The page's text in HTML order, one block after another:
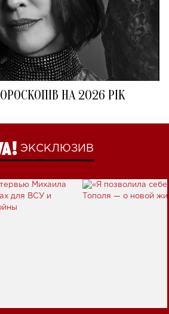
НА 2026 РІК
ЭКСКЛЮЗИВ